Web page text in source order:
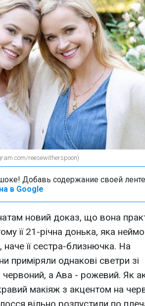
reesewitherspoon)
Добавь содержание своей ленте
в Google
новий доказ, що вона
її 21-річна донька, яка
її сестра-близнючка. На
приміряли однакові светри зі
а Ава - рожевий. Як
макіяж з акцентом на